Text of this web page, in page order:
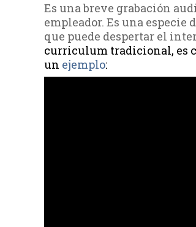
Es una breve grabación
empleador. Es una
que puede despertar el
curriculum tradicional, es
un ejemplo: